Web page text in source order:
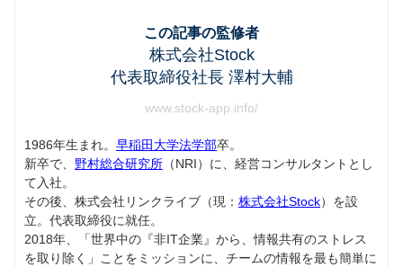
この記事の監修者
株式会社Stock
代表取締役社長 澤村大輔
www.stock-app.info/
1986年生まれ。 早稲田大学法学部卒。
新卒で、 野村総合研究所 （NRI）に、経営コンサルタントとし
て入社。
その後、株式会社リンクライブ（現： 株式会社Stock）を設
立。代表取締役に就任。
2018年、「世界中の『非IT企業』から、情報共有のストレス
を取り除く」ことをミッションに、チームの情報を最も簡単に